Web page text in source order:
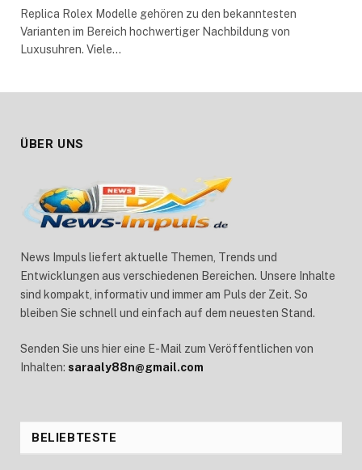
Replica Rolex Modelle gehören zu den bekanntesten
Varianten im Bereich hochwertiger Nachbildung von
Luxusuhren. Viele…
ÜBER UNS
News Impuls liefert aktuelle Themen, Trends und
Entwicklungen aus verschiedenen Bereichen. Unsere Inhalte
sind kompakt, informativ und immer am Puls der Zeit. So
bleiben Sie schnell und einfach auf dem neuesten Stand.
Senden Sie uns hier eine E-Mail zum Veröffentlichen von
Inhalten: saraaly88n@gmail.com
BELIEBTESTE